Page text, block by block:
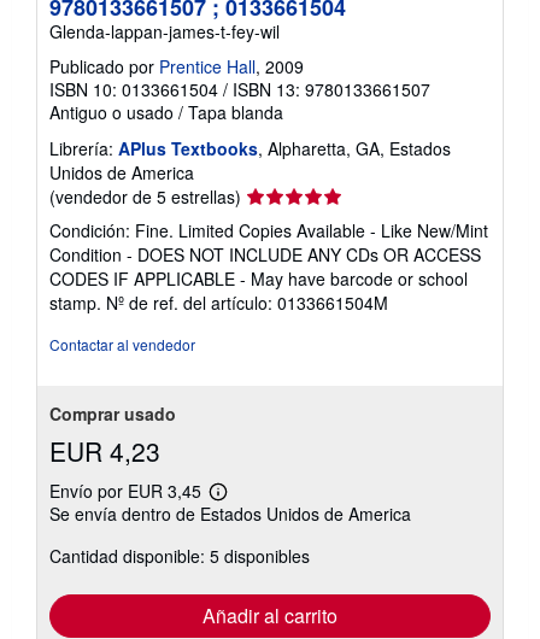
9780133661507 ; 0133661504
Glenda-lappan-james-t-fey-wil
Publicado por Prentice Hall, 2009
ISBN 10: 0133661504 / ISBN 13: 9780133661507
Antiguo o usado / Tapa blanda
Librería: APlus Textbooks, Alpharetta, GA, Estados
Unidos de America
(vendedor de 5 estrellas) Calificación
del
vendedor:
5
de
5
Condición: Fine. Limited Copies Available - Like New/Mint
Condition - DOES NOT INCLUDE ANY CDs OR ACCESS
CODES IF APPLICABLE - May have barcode or school
stamp. Nº de ref. del artículo: 0133661504M
Contactar al vendedor
Comprar usado
EUR 4,23
Envío por EUR 3,45
Más
información
las
tarifas
envío
Se envía dentro de Estados Unidos de America
Cantidad disponible: 5 disponibles
Añadir al carrito